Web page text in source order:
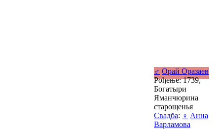
♂ Орай Оразаев
Рођење: 1739,
Богатыри
Яманчюрина
старощенья
Свадба: ♀ Анна
Варламова